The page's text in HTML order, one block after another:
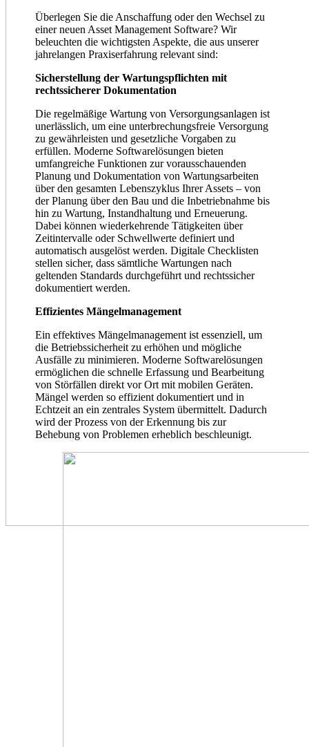
Überlegen Sie die Anschaffung oder den Wechsel zu
einer neuen Asset Management Software? Wir
beleuchten die wichtigsten Aspekte, die aus unserer
jahrelangen Praxiserfahrung relevant sind:
Sicherstellung der Wartungspflichten mit
rechtssicherer Dokumentation
Die regelmäßige Wartung von Versorgungsanlagen ist
unerlässlich, um eine unterbrechungsfreie Versorgung
zu gewährleisten und gesetzliche Vorgaben zu
erfüllen. Moderne Softwarelösungen bieten
umfangreiche Funktionen zur vorausschauenden
Planung und Dokumentation von Wartungsarbeiten
über den gesamten Lebenszyklus Ihrer Assets – von
der Planung über den Bau und die Inbetriebnahme bis
hin zu Wartung, Instandhaltung und Erneuerung.
Dabei können wiederkehrende Tätigkeiten über
Zeitintervalle oder Schwellwerte definiert und
automatisch ausgelöst werden. Digitale Checklisten
stellen sicher, dass sämtliche Wartungen nach
geltenden Standards durchgeführt und rechtssicher
dokumentiert werden.
Effizientes Mängelmanagement
Ein effektives Mängelmanagement ist essenziell, um
die Betriebssicherheit zu erhöhen und mögliche
Ausfälle zu minimieren. Moderne Softwarelösungen
ermöglichen die schnelle Erfassung und Bearbeitung
von Störfällen direkt vor Ort mit mobilen Geräten.
Mängel werden so effizient dokumentiert und in
Echtzeit an ein zentrales System übermittelt. Dadurch
wird der Prozess von der Erkennung bis zur
Behebung von Problemen erheblich beschleunigt.